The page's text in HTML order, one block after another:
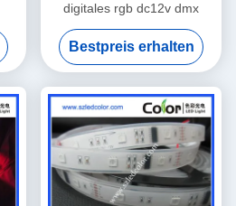
digitales rgb dc12v dmx
Bestpreis erhalten